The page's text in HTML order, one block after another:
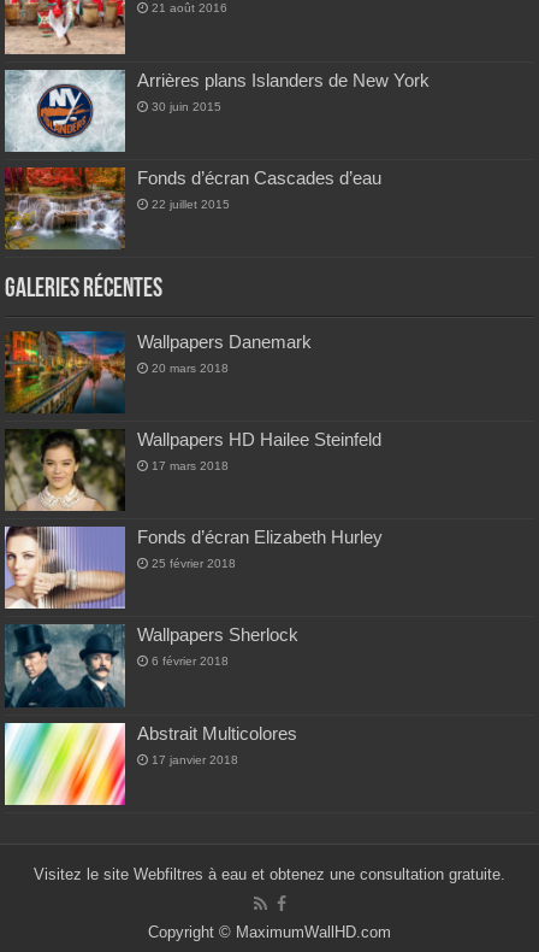
21 août 2016
Arrières plans Islanders de New York
30 juin 2015
Fonds d’écran Cascades d’eau
22 juillet 2015
Galeries Récentes
Wallpapers Danemark
20 mars 2018
Wallpapers HD Hailee Steinfeld
17 mars 2018
Fonds d’écran Elizabeth Hurley
25 février 2018
Wallpapers Sherlock
6 février 2018
Abstrait Multicolores
17 janvier 2018
Visitez le site Webfiltres à eau et obtenez une consultation gratuite.
Copyright © MaximumWallHD.com